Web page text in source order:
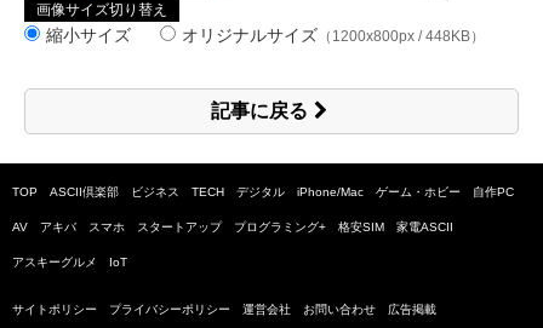
画像サイズ切り替え
縮小サイズ オリジナルサイズ （1200x800px / 448KB）
記事に戻る
TOP ASCII倶楽部 ビジネス TECH デジタル iPhone/Mac ゲーム・ホビー 自作PC
AV アキバ スマホ スタートアップ プログラミング+ 格安SIM 家電ASCII
アスキーグルメ IoT
サイトポリシー プライバシーポリシー 運営会社 お問い合わせ 広告掲載